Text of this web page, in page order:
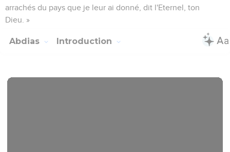
arrachés du pays que je leur ai donné, dit l'Eternel, ton
Dieu. »
Abdias Introduction